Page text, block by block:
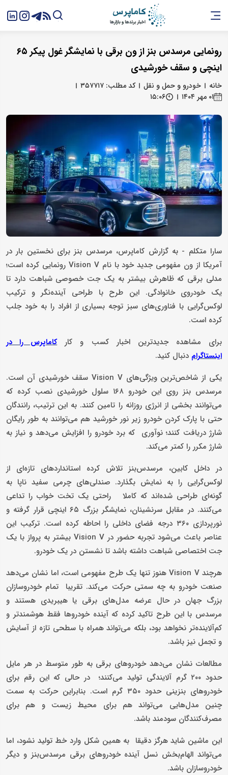
رونمایی مرسدس بنز از ون برقی با نمایشگر غول‌ پیکر ۶۵
اینچی و سقف خورشیدی
خانه خودرو و حمل و نقل
کد مطلب: ۳۵۷۷۱۷
۰۱ مهر ۱۴۰۴
۱۵:۰۶
سارا متکلم - به گزارش کاماپرس، مرسدس‌ بنز برای نخستین بار در
آمریکا از ون مفهومی جدید خود با نام Vision V رونمایی کرده است؛
مدلی برقی که ظاهرش بیشتر به یک جت خصوصی شباهت دارد تا
یک خودروی خانوادگی. این طرح با طراحی آینده‌نگر و ترکیب
لوکس‌گرایی با فناوری‌های سبز توجه بسیاری از افراد را به خود جلب
کرده است.
برای مشاهده جدیدترین اخبار کسب و کار
کاماپرس را در
اینستاگرام دنبال کنید.
یکی از شاخص‌ترین ویژگی‌های Vision V سقف خورشیدی آن است.
مرسدس‌ بنز روی این خودرو ۱۶۸ سلول خورشیدی نصب کرده که
می‌توانند بخشی از انرژی روزانه را تامین کنند. به این ترتیب، رانندگان
حتی با پارک کردن خودرو زیر نور خورشید هم می‌توانند به‌ طور رایگان
شارژ دریافت کنند؛ نوآوری‌ که برد خودرو را افزایش می‌دهد و نیاز به
شارژ مکرر را کمتر می‌کند.
در داخل کابین، مرسدس‌بنز تلاش کرده استانداردهای تازه‌ای از
لوکس‌گرایی را به نمایش بگذارد. صندلی‌های چرمی سفید ناپا به‌
گونه‌ای طراحی شده‌اند که کاملا راحتی یک تخت خواب را تداعی
می‌کنند. در مقابل سرنشینان، نمایشگر بزرگ ۶۵ اینچی قرار گرفته و
نورپردازی ۳۶۰ درجه فضای داخلی را احاطه کرده است. ترکیب این
عناصر باعث می‌شود تجربه حضور در Vision V بیشتر به پرواز با یک
جت اختصاصی شباهت داشته باشد تا نشستن در یک خودرو.
هرچند Vision V هنوز تنها یک طرح مفهومی است، اما نشان می‌دهد
صنعت خودرو به چه سمتی حرکت می‌کند. تقریبا تمام خودروسازان
بزرگ جهان در حال عرضه مدل‌های برقی یا هیبریدی هستند و
مرسدس با این طرح تاکید کرده که آینده خودروها فقط هوشمندتر و
کم‌آلاینده‌تر نخواهد بود، بلکه می‌تواند همراه با سطحی تازه از آسایش
و تجمل نیز باشد.
مطالعات نشان می‌دهد خودروهای برقی به‌ طور متوسط در هر مایل
حدود ۲۰۰ گرم آلایندگی تولید می‌کنند؛ در حالی‌ که این رقم برای
خودروهای بنزینی حدود ۳۵۰ گرم است. بنابراین حرکت به سمت
چنین مدل‌هایی می‌تواند هم برای محیط‌ زیست و هم برای
مصرف‌کنندگان سودمند باشد.
این ماشین شاید هرگز دقیقا به همین شکل وارد خط تولید نشود، اما
می‌تواند الهام‌بخش نسل آینده خودروهای برقی مرسدس‌بنز و دیگر
خودروسازان باشد.